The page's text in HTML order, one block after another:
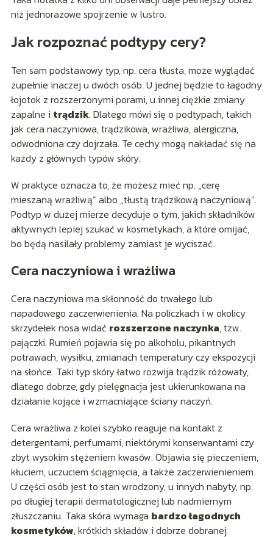
niż jednorazowe spojrzenie w lustro.
Jak rozpoznać podtypy cery?
Ten sam podstawowy typ, np. cera tłusta, może wyglądać
zupełnie inaczej u dwóch osób. U jednej będzie to łagodny
łojotok z rozszerzonymi porami, u innej ciężkie zmiany
zapalne i trądzik. Dlatego mówi się o podtypach, takich
jak cera naczyniowa, trądzikowa, wrażliwa, alergiczna,
odwodniona czy dojrzała. Te cechy mogą nakładać się na
każdy z głównych typów skóry.
W praktyce oznacza to, że możesz mieć np. „cerę
mieszaną wrażliwą” albo „tłustą trądzikową naczyniową”.
Podtyp w dużej mierze decyduje o tym, jakich składników
aktywnych lepiej szukać w kosmetykach, a które omijać,
bo będą nasilały problemy zamiast je wyciszać.
Cera naczyniowa i wrażliwa
Cera naczyniowa ma skłonność do trwałego lub
napadowego zaczerwienienia. Na policzkach i w okolicy
skrzydełek nosa widać rozszerzone naczynka, tzw.
pajączki. Rumień pojawia się po alkoholu, pikantnych
potrawach, wysiłku, zmianach temperatury czy ekspozycji
na słońce. Taki typ skóry łatwo rozwija trądzik różowaty,
dlatego dobrze, gdy pielęgnacja jest ukierunkowana na
działanie kojące i wzmacniające ściany naczyń.
Cera wrażliwa z kolei szybko reaguje na kontakt z
detergentami, perfumami, niektórymi konserwantami czy
zbyt wysokim stężeniem kwasów. Objawia się pieczeniem,
kłuciem, uczuciem ściągnięcia, a także zaczerwienieniem.
U części osób jest to stan wrodzony, u innych nabyty, np.
po długiej terapii dermatologicznej lub nadmiernym
złuszczaniu. Taka skóra wymaga bardzo łagodnych
kosmetyków, krótkich składów i dobrze dobranej